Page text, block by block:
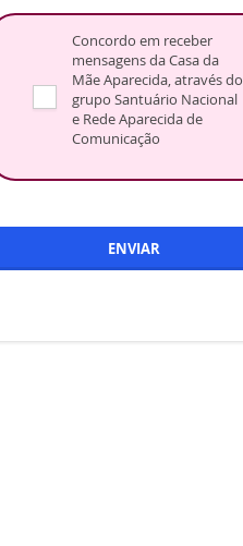
Concordo em receber
mensagens da Casa da
Mãe Aparecida, através do
grupo Santuário Nacional
e Rede Aparecida de
Comunicação
ENVIAR